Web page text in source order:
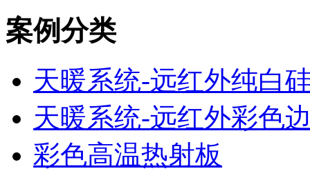
案例分类
天暖系统-远红外纯白
天暖系统-远红外彩色
彩色高温热射板